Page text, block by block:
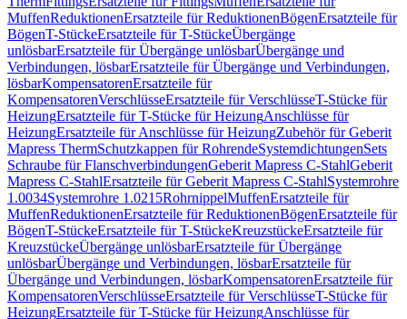
MuffenReduktionenErsatzteile für ReduktionenBögenErsatzteile für
BögenT-StückeErsatzteile für T-StückeÜbergänge
unlösbarErsatzteile für Übergänge unlösbarÜbergänge und
Verbindungen, lösbarErsatzteile für Übergänge und Verbindungen,
lösbarKompensatorenErsatzteile für
KompensatorenVerschlüsseErsatzteile für VerschlüsseT-Stücke für
HeizungErsatzteile für T-Stücke für HeizungAnschlüsse für
HeizungErsatzteile für Anschlüsse für HeizungZubehör für Geberit
Mapress ThermSchutzkappen für RohrendeSystemdichtungenSets
Schraube für FlanschverbindungenGeberit Mapress C-StahlGeberit
Mapress C-StahlErsatzteile für Geberit Mapress C-StahlSystemrohre
1.0034Systemrohre 1.0215RohrnippelMuffenErsatzteile für
MuffenReduktionenErsatzteile für ReduktionenBögenErsatzteile für
BögenT-StückeErsatzteile für T-StückeKreuzstückeErsatzteile für
KreuzstückeÜbergänge unlösbarErsatzteile für Übergänge
unlösbarÜbergänge und Verbindungen, lösbarErsatzteile für
Übergänge und Verbindungen, lösbarKompensatorenErsatzteile für
KompensatorenVerschlüsseErsatzteile für VerschlüsseT-Stücke für
HeizungErsatzteile für T-Stücke für HeizungAnschlüsse für